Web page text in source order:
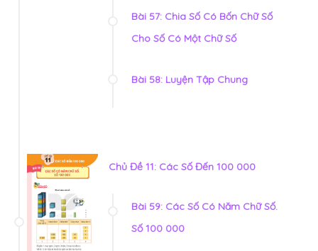
Bài 57: Chia Số Có Bốn Chữ Số
Cho Số Có Một Chữ Số
Bài 58: Luyện Tập Chung
Chủ Đề 11: Các Số Đến 100 000
Bài 59: Các Số Có Năm Chữ Số.
Số 100 000